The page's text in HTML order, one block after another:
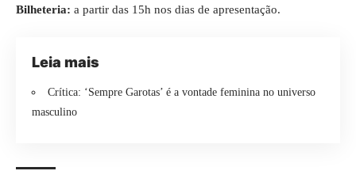
Bilheteria: a partir das 15h nos dias de apresentação.
Leia mais
Crítica: ‘Sempre Garotas’ é a vontade feminina no universo
masculino